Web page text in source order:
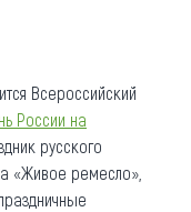
Всероссийский
России на
русского
«Живое ремесло»,